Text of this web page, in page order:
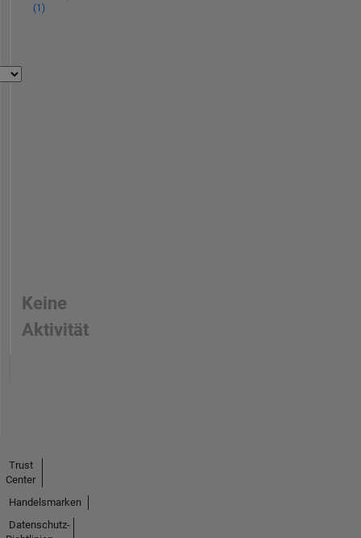
(1)
Keine
Aktivität
Trust
Center
Handelsmarken
Datenschutz-